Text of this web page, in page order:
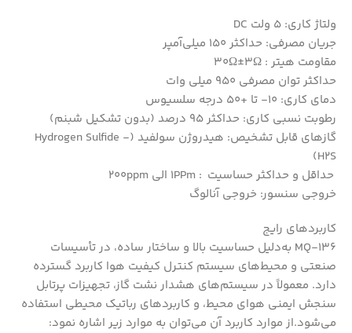
ولتاژ کاری: 5 ولت DC
جریان مصرفی: حداکثر 150 میلی‌آمپر
مقاومت هیتر : 30Ω±3Ω
حداکثر توان مصرفی 950 میلی وات
دمای کاری: 10- تا +50 درجه سلسیوس
رطوبت نسبی کاری: حداکثر 95 درصد (بدون تشکیل شبنم)
گازهای قابل تشخیص: هیدروژن سولفید (Hydrogen Sulfide -
H2S)
حداقل و حداکثر حساسیت : 1PPm الی 200ppm
خروجی سنسور: خروجی آنالوگ
کاربردهای رایج
MQ‑136 به‌دلیل حساسیت بالا و ساختار ساده، در تأسیسات
صنعتی و محیط‌های سیستم کنترل کیفیت هوا کاربرد گسترده
دارد. معمولاً در سیستم‌های هشدار نشت گاز، تجهیزات پرتابل
سنجش ایمنی هوای محیط، و کاربردهای رباتیک محیطی استفاده
می‌شود.از موارد کاربرد آن می‌توان به موارد زیر اشاره نمود: